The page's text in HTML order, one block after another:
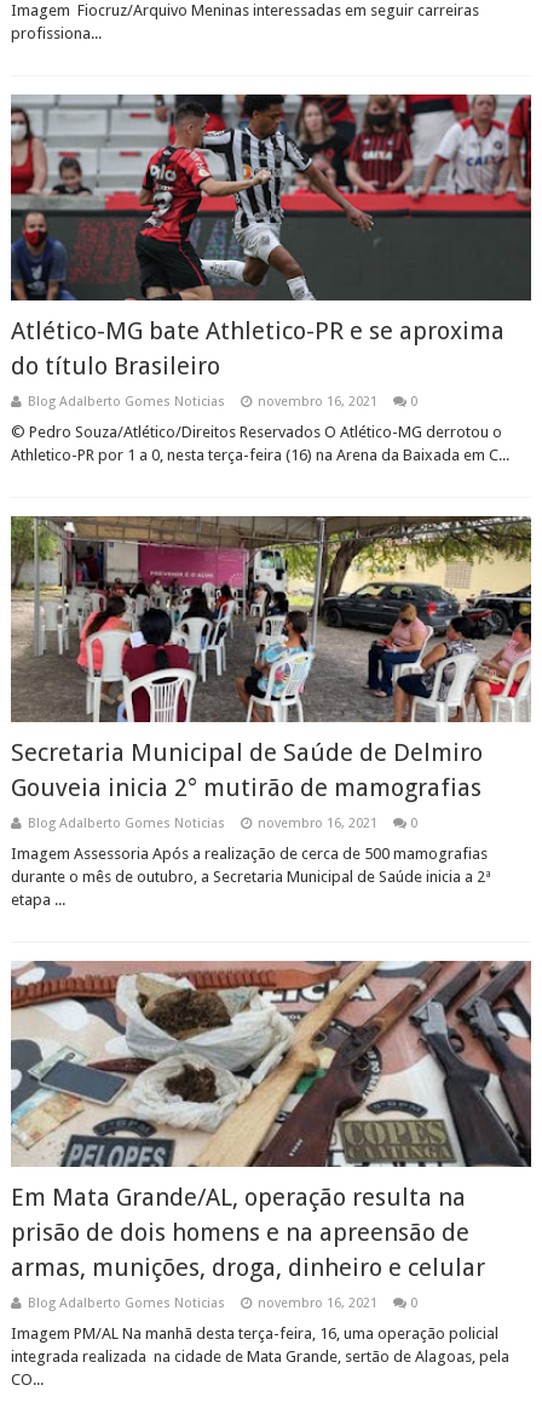
Imagem Fiocruz/Arquivo Meninas interessadas em seguir carreiras
profissiona...
Atlético-MG bate Athletico-PR e se aproxima
do título Brasileiro
Blog Adalberto Gomes Noticias novembro 16, 2021 0
© Pedro Souza/Atlético/Direitos Reservados O Atlético-MG derrotou o
Athletico-PR por 1 a 0, nesta terça-feira (16) na Arena da Baixada em C...
Secretaria Municipal de Saúde de Delmiro
Gouveia inicia 2° mutirão de mamografias
Blog Adalberto Gomes Noticias novembro 16, 2021 0
Imagem Assessoria Após a realização de cerca de 500 mamografias
durante o mês de outubro, a Secretaria Municipal de Saúde inicia a 2ª
etapa ...
Em Mata Grande/AL, operação resulta na
prisão de dois homens e na apreensão de
armas, munições, droga, dinheiro e celular
Blog Adalberto Gomes Noticias novembro 16, 2021 0
Imagem PM/AL Na manhã desta terça-feira, 16, uma operação policial
integrada realizada na cidade de Mata Grande, sertão de Alagoas, pela
CO...